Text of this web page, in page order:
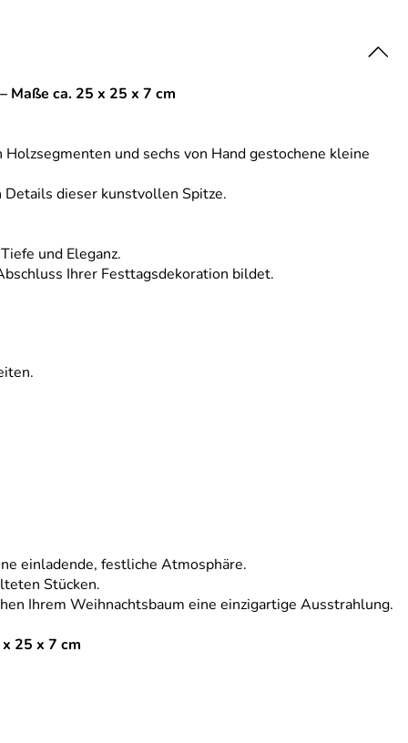
Maße ca. 25 x 25 x 7 cm
und sechs von Hand gestochene kleine
dieser kunstvollen Spitze.
und Eleganz.
Ihrer Festtagsdekoration bildet.
einladende, festliche Atmosphäre.
Stücken.
Ihrem Weihnachtsbaum eine einzigartige Ausstrahlung.
25 x 7 cm